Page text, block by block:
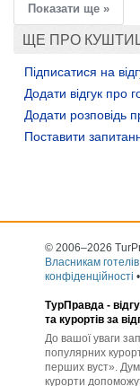
Показати ще »
ЩЕ ПРО
Підписатися на
Додати відгук про
Додати розповідь
Поставити
© 2006–2026
Власникам готелів
конфіденційності •
ТурПравда -
та курортів за
До вашої уваги
популярних
перших вуст».
курорти